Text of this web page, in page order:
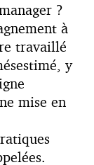
?
à
travaillé
y
mise en